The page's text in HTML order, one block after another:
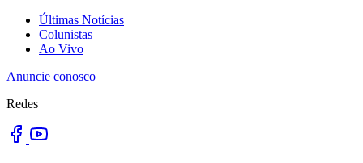
Últimas Notícias
Colunistas
Ao Vivo
Anuncie conosco
Redes